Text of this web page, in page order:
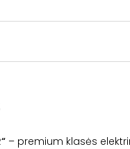
– premium klasės